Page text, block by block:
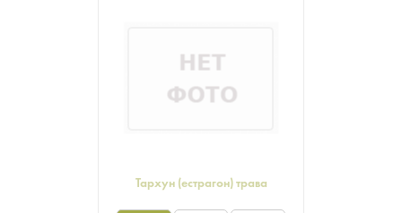
Тархун (естрагон) трава